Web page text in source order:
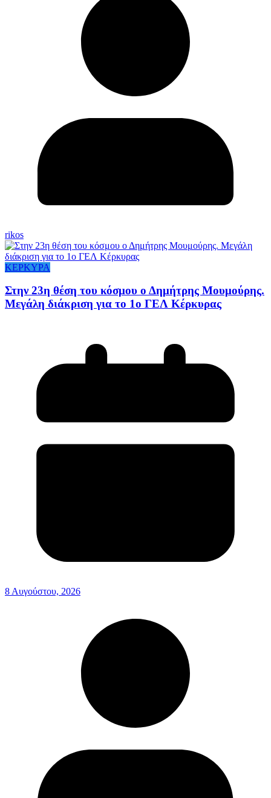
rikos
ΚΕΡΚΥΡΑ
Στην 23η θέση του κόσμου ο Δημήτρης Μουμούρης.
Μεγάλη διάκριση για το 1ο ΓΕΛ Κέρκυρας
8 Αυγούστου, 2026